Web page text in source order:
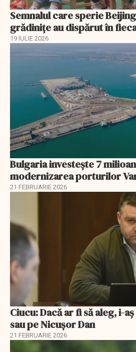
Semnalul care sperie
grădinițe au dispărut în
19 IULIE 2026
Bulgaria investește 7
modernizarea porturilor
21 FEBRUARIE 2026
Ciucu: Dacă ar fi să aleg, i-
sau pe Nicușor Dan
21 FEBRUARIE 2026